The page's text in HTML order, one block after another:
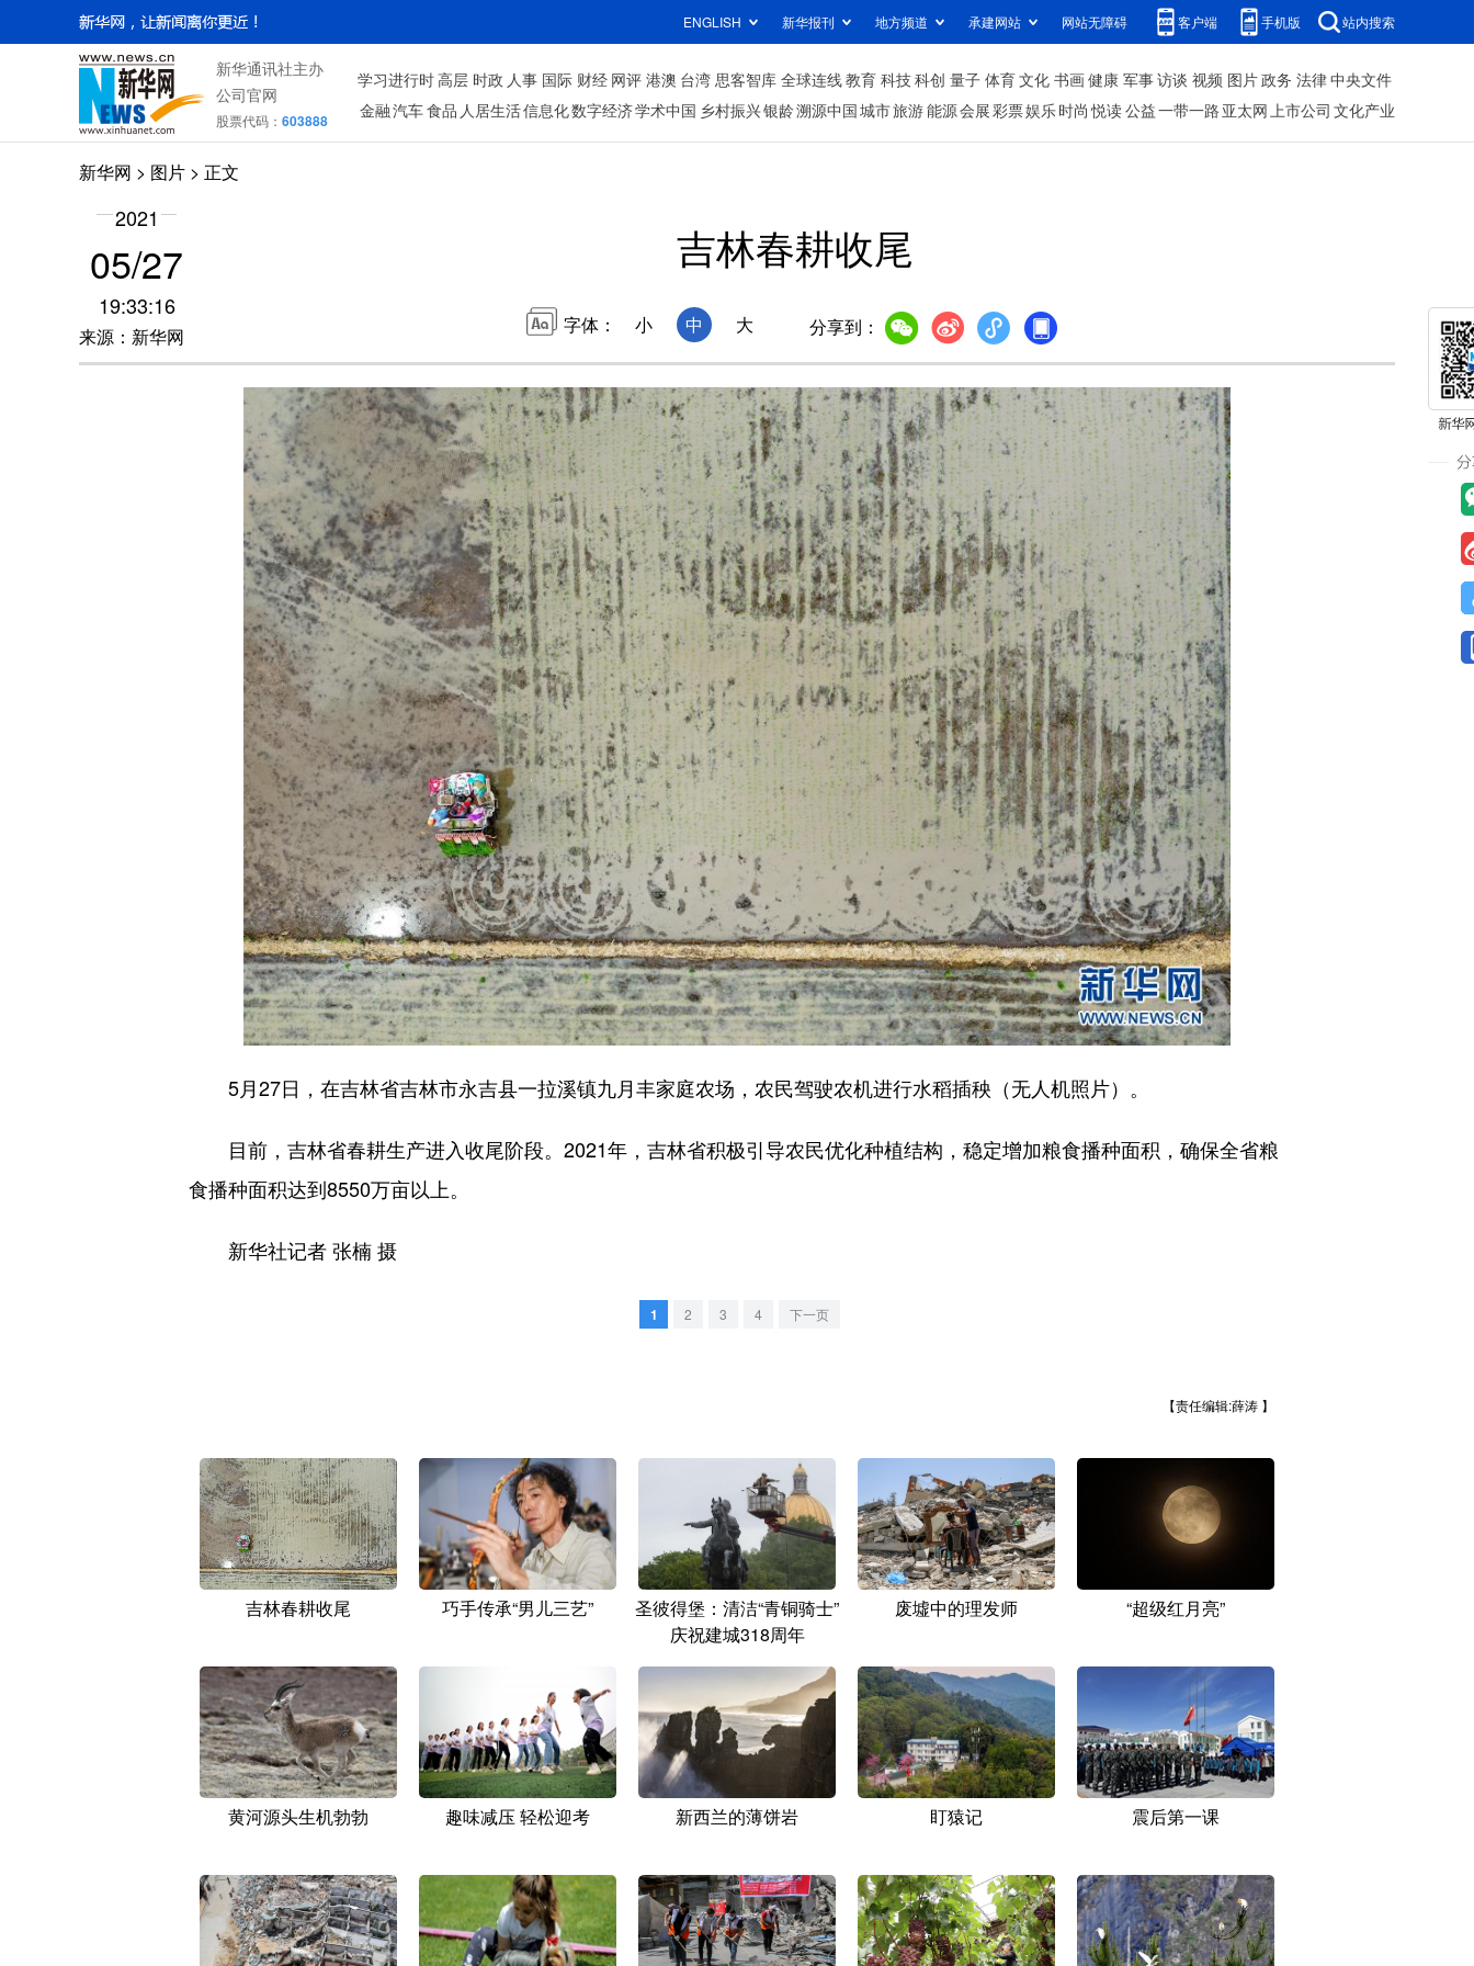
ENGLISH 新华报刊 地方频道 承建网站 网站无障碍 客户端 手机版 站内搜索
新华通讯社主办
公司官网
股票代码： 603888
学习进行时高层 时政 人事 国际 财经 网评 港澳 台湾 思客智库 全球连线教育 科技科创 量子 体育文化 书画健康 军事访谈 视频 图片政务 法律中央文件
金融汽车食品 人居生活信息化数字经济学术中国 乡村振兴银龄溯源中国城市旅游能源会展彩票娱乐时尚 悦读公益一带一路 亚太网上市公司 文化产业
新华网 > 图片 > 正文
2021
05/27
19:33:16
来源：新华网
吉林春耕收尾
字体： 小 中 大 分享到：
5月27日，在吉林省吉林市永吉县一拉溪镇九月丰家庭农场，农民驾驶农机进行水稻插秧（无人机照片）。
目前，吉林省春耕生产进入收尾阶段。2021年，吉林省积极引导农民优化种植结构，稳定增加粮食播种面积，确保全省粮
食播种面积达到8550万亩以上。
新华社记者 张楠 摄
1 2 3 4 下一页
【责任编辑:薛涛 】
吉林春耕收尾 巧手传承“男儿三艺”
圣彼得堡：清洁“青铜骑士”
庆祝建城318周年
废墟中的理发师 “超级红月亮”
黄河源头生机勃勃 趣味减压 轻松迎考 新西兰的薄饼岩 盯猿记 震后第一课